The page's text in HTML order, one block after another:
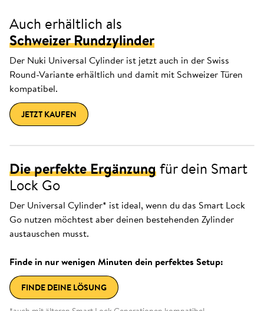
Auch erhältlich als
Schweizer Rundzylinder
Der Nuki Universal Cylinder ist jetzt auch in der Swiss
Round-Variante erhältlich und damit mit Schweizer Türen
kompatibel.
JETZT KAUFEN
Die perfekte Ergänzungfür dein Smart
Lock Go
Der Universal Cylinder* ist ideal, wenn du das Smart Lock
Go nutzen möchtest aber deinen bestehenden Zylinder
austauschen musst.
Finde in nur wenigen Minuten dein perfektes Setup:
FINDE DEINE LÖSUNG